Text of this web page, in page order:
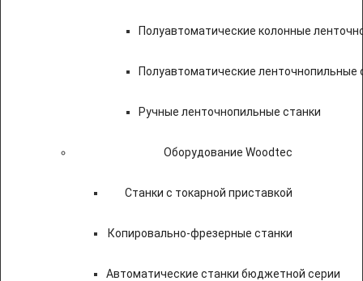
Полуавтоматические колонные
Полуавтоматические ленточнопильные
Ручные ленточнопильные станки
Оборудование Woodtec
Станки с токарной приставкой
Копировально-фрезерные станки
Автоматические станки бюджетной серии